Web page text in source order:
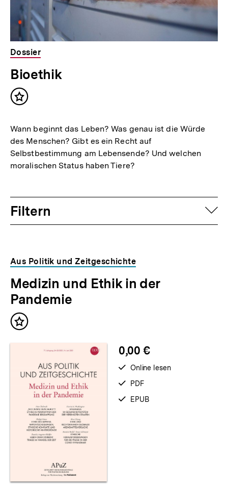
Dossier
Bioethik
Inhalt
Wann beginnt das Leben? Was genau ist die Würde
des Menschen? Gibt es ein Recht auf
Selbstbestimmung am Lebensende? Und welchen
moralischen Status haben Tiere?
Filtern
Aus Politik und Zeitgeschichte
Medizin und Ethik in der
Pandemie
Inhalt
0,00 €
verfügbar
zum
Online lesen
verfügbar
als
PDF
verfügbar
EPUB